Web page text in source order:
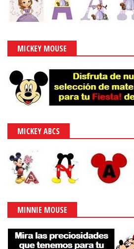
MICKEY MOUSE
MICKEY ABCS
MINNIE MOUSE